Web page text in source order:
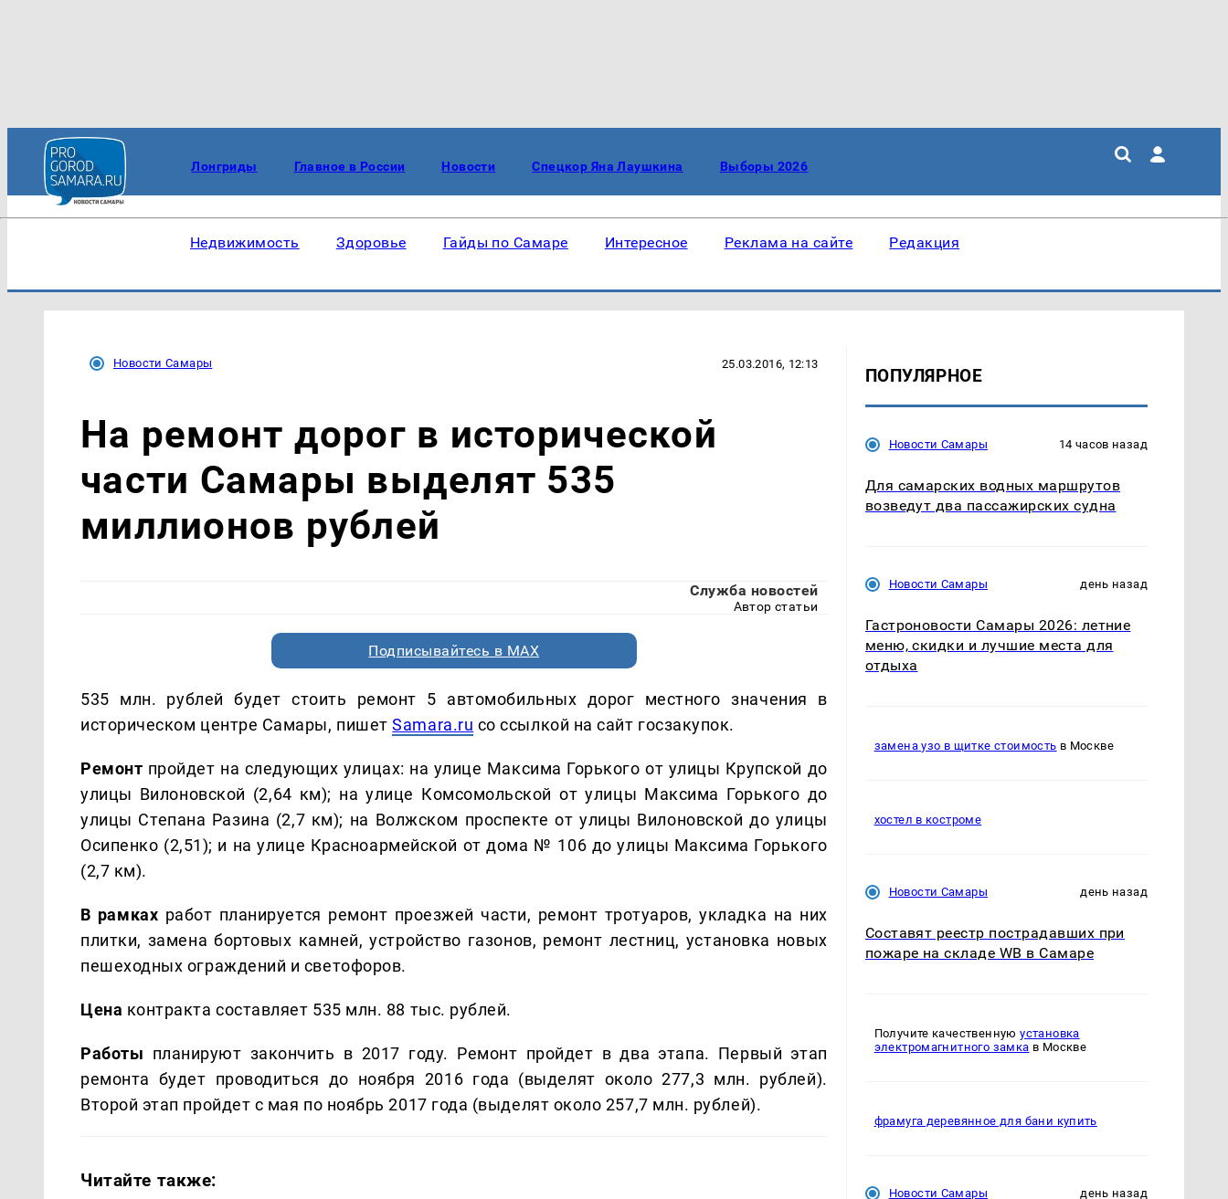
Лонгриды Главное в России Новости Спецкор Яна Лаушкина Выборы 2026
Недвижимость Здоровье Гайды по Самаре Интересное Реклама на сайте Редакция
Новости Самары 25.03.2016, 12:13
На ремонт дорог в исторической
части Самары выделят 535
миллионов рублей
Служба новостей
Автор статьи
Подписывайтесь в MAX
535 млн. рублей будет стоить ремонт 5 автомобильных дорог местного значения в
историческом центре Самары, пишетSamara.ru со ссылкой на сайт госзакупок.
Ремонт пройдет на следующих улицах: на улице Максима Горького от улицы Крупской до
улицы Вилоновской (2,64 км); на улице Комсомольской от улицы Максима Горького до
улицы Степана Разина (2,7 км); на Волжском проспекте от улицы Вилоновской до улицы
Осипенко (2,51); и на улице Красноармейской от дома № 106 до улицы Максима Горького
(2,7 км).
В рамках работ планируется ремонт проезжей части, ремонт тротуаров, укладка на них
плитки, замена бортовых камней, устройство газонов, ремонт лестниц, установка новых
пешеходных ограждений и светофоров.
Цена контракта составляет 535 млн. 88 тыс. рублей.
Работы планируют закончить в 2017 году. Ремонт пройдет в два этапа. Первый этап
ремонта будет проводиться до ноября 2016 года (выделят около 277,3 млн. рублей).
Второй этап пройдет с мая по ноябрь 2017 года (выделят около 257,7 млн. рублей).
Читайте также:
ПОПУЛЯРНОЕ
Новости Самары 14 часов назад
Для самарских водных маршрутов
возведут два пассажирских судна
Новости Самары день назад
Гастроновости Самары 2026: летние
меню, скидки и лучшие места для
отдыха
замена узо в щитке стоимость в Москве
хостел в костроме
Новости Самары день назад
Составят реестр пострадавших при
пожаре на складе WB в Самаре
Получите качественнуюустановка
электромагнитного замка в Москве
фрамуга деревянное для бани купить
Новости Самары день назад